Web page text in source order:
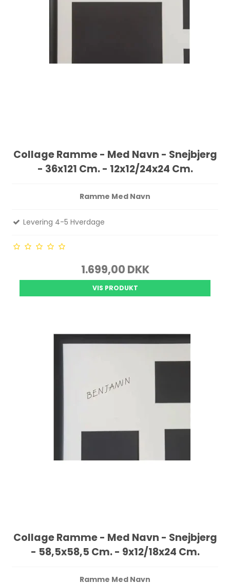
Collage Ramme - Med Navn - Snejbjerg
- 36x121 Cm. - 12x12/24x24 Cm.
Ramme Med Navn
Levering 4-5 Hverdage
1.699,00 DKK
VIS PRODUKT
Collage Ramme - Med Navn - Snejbjerg
- 58,5x58,5 Cm. - 9x12/18x24 Cm.
Ramme Med Navn